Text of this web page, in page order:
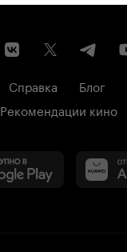
Справка Блог
Рекомендации кино